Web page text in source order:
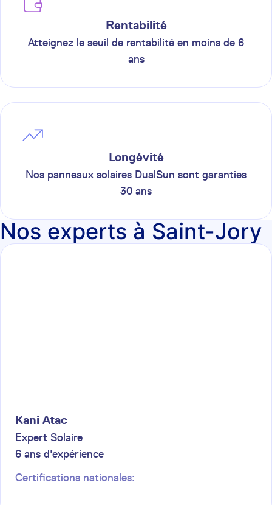
Rentabilité
Atteignez le seuil de rentabilité en moins de 6
ans
Longévité
Nos panneaux solaires DualSun sont garanties
30 ans
Nos experts à Saint-Jory
Kani Atac
Expert Solaire
6 ans d'expérience
Certifications nationales: